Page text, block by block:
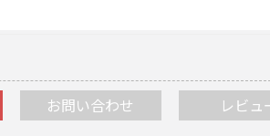
お問い合わせ レビュ